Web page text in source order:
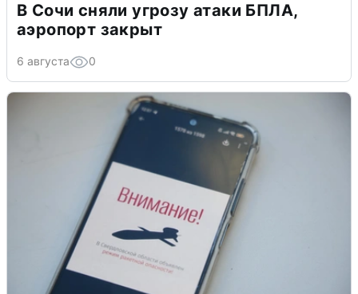
В Сочи сняли угрозу атаки БПЛА,
аэропорт закрыт
6 августа 0